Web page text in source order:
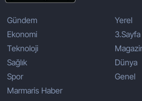
Gündem
Ekonomi
Teknoloji
Sağlık
Spor
Marmaris Haber
Yerel
3.Sayfa
Dünya
Genel